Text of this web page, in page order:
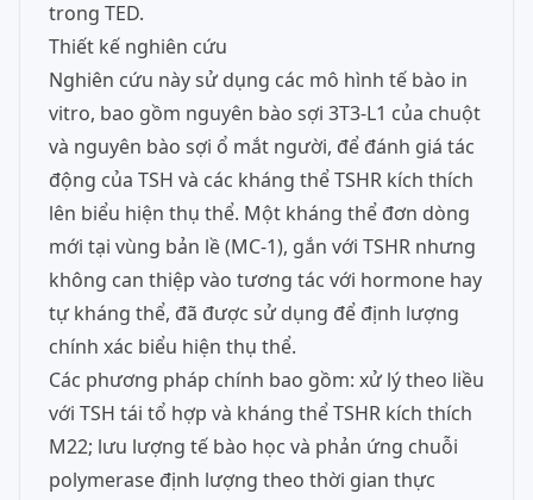
trong TED.
Thiết kế nghiên cứu
Nghiên cứu này sử dụng các mô hình tế bào in
vitro, bao gồm nguyên bào sợi 3T3-L1 của chuột
và nguyên bào sợi ổ mắt người, để đánh giá tác
động của TSH và các kháng thể TSHR kích thích
lên biểu hiện thụ thể. Một kháng thể đơn dòng
mới tại vùng bản lề (MC-1), gắn với TSHR nhưng
không can thiệp vào tương tác với hormone hay
tự kháng thể, đã được sử dụng để định lượng
chính xác biểu hiện thụ thể.
Các phương pháp chính bao gồm: xử lý theo liều
với TSH tái tổ hợp và kháng thể TSHR kích thích
M22; lưu lượng tế bào học và phản ứng chuỗi
polymerase định lượng theo thời gian thực